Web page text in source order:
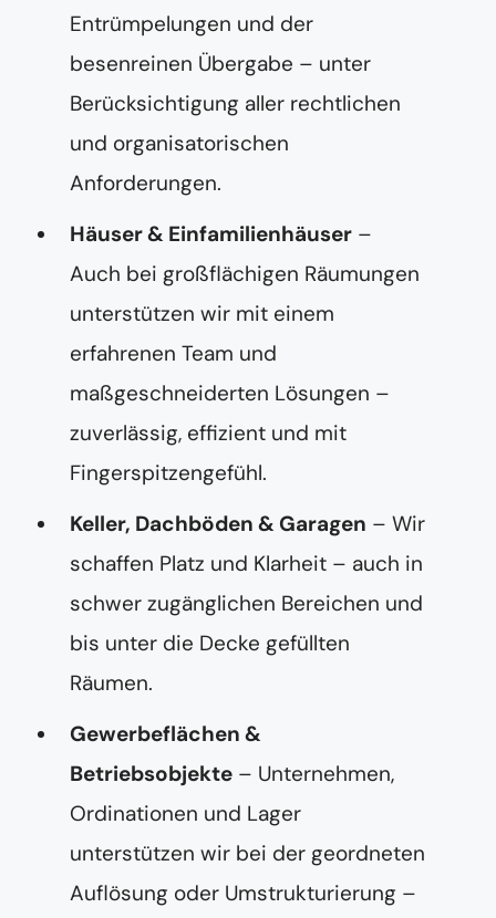
Entrümpelungen und der
besenreinen Übergabe – unter
Berücksichtigung aller rechtlichen
und organisatorischen
Anforderungen.
Häuser & Einfamilienhäuser –
Auch bei großflächigen Räumungen
unterstützen wir mit einem
erfahrenen Team und
maßgeschneiderten Lösungen –
zuverlässig, effizient und mit
Fingerspitzengefühl.
Keller, Dachböden & Garagen – Wir
schaffen Platz und Klarheit – auch in
schwer zugänglichen Bereichen und
bis unter die Decke gefüllten
Räumen.
Gewerbeflächen &
Betriebsobjekte – Unternehmen,
Ordinationen und Lager
unterstützen wir bei der geordneten
Auflösung oder Umstrukturierung –